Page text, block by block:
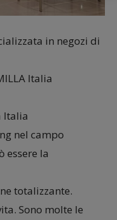
in negozi di
Italia
Italia
nel campo
essere la
totalizzante.
Sono molte le